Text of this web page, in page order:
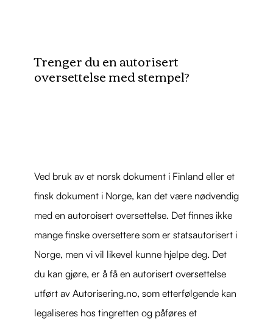
Trenger du en autorisert
oversettelse med stempel?
Ved bruk av et norsk dokument i Finland eller et
finsk dokument i Norge, kan det være nødvendig
med en autoroisert oversettelse. Det finnes ikke
mange finske oversettere som er statsautorisert i
Norge, men vi vil likevel kunne hjelpe deg. Det
du kan gjøre, er å få en autorisert oversettelse
utført av Autorisering.no, som etterfølgende kan
legaliseres hos tingretten og påføres et